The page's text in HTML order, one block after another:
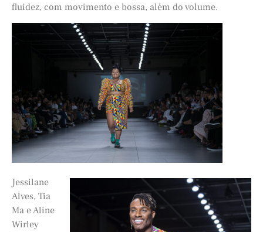
fluidez, com movimento e bossa, além do volume.
Jessilane
Alves, Tia
Ma e Aline
Wirley